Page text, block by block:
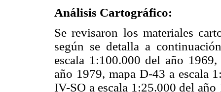
Análisis Cartográfico:
Se revisaron los materiales
según se detalla a
escala 1:100.000 del año
año 1979, mapa D-43 a escala
IV-SO a escala 1:25.000 del